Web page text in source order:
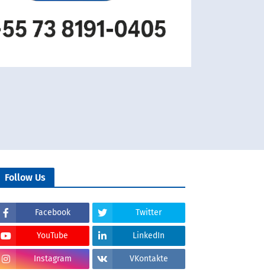
Follow Us
Facebook Twitter
YouTube LinkedIn
Instagram VKontakte